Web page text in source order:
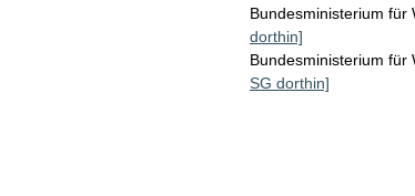
Bundesministerium für
dorthin]
Bundesministerium für
SG dorthin]